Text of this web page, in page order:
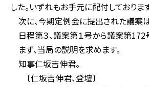
した。いずれもお手元に配付しておりま
次に、今期定例会に提出された議案
日程第３、議案第１号から議案第172
まず、当局の説明を求めます。
知事仁坂吉伸君。
〔仁坂吉伸君、登壇〕